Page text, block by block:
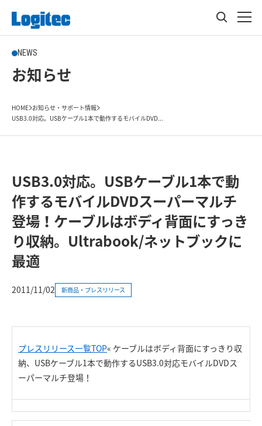
NEWS
お知らせ
HOME お知らせ・サポート情報
USB3.0対応。USBケーブル1本で動作するモバイルDVD...
USB3.0対応。USBケーブル1本で動
作するモバイルDVDスーパーマルチ
登場！ケーブルはボディ背面にすっき
り収納。Ultrabook/ネットブックに
最適
2011/11/02 新商品・プレスリリース
プレスリリース一覧TOP« ケーブルはボディ背面にすっきり収
納、USBケーブル1本で動作するUSB3.0対応モバイルDVDス
ーパーマルチ登場！